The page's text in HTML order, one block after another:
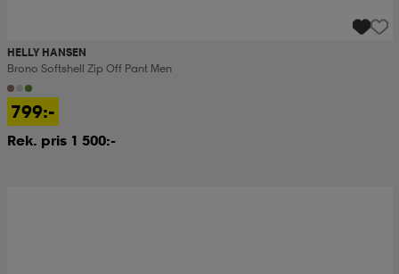
HELLY HANSEN
Brono Softshell Zip Off Pant Men
799:-
Rek. pris 1 500:-